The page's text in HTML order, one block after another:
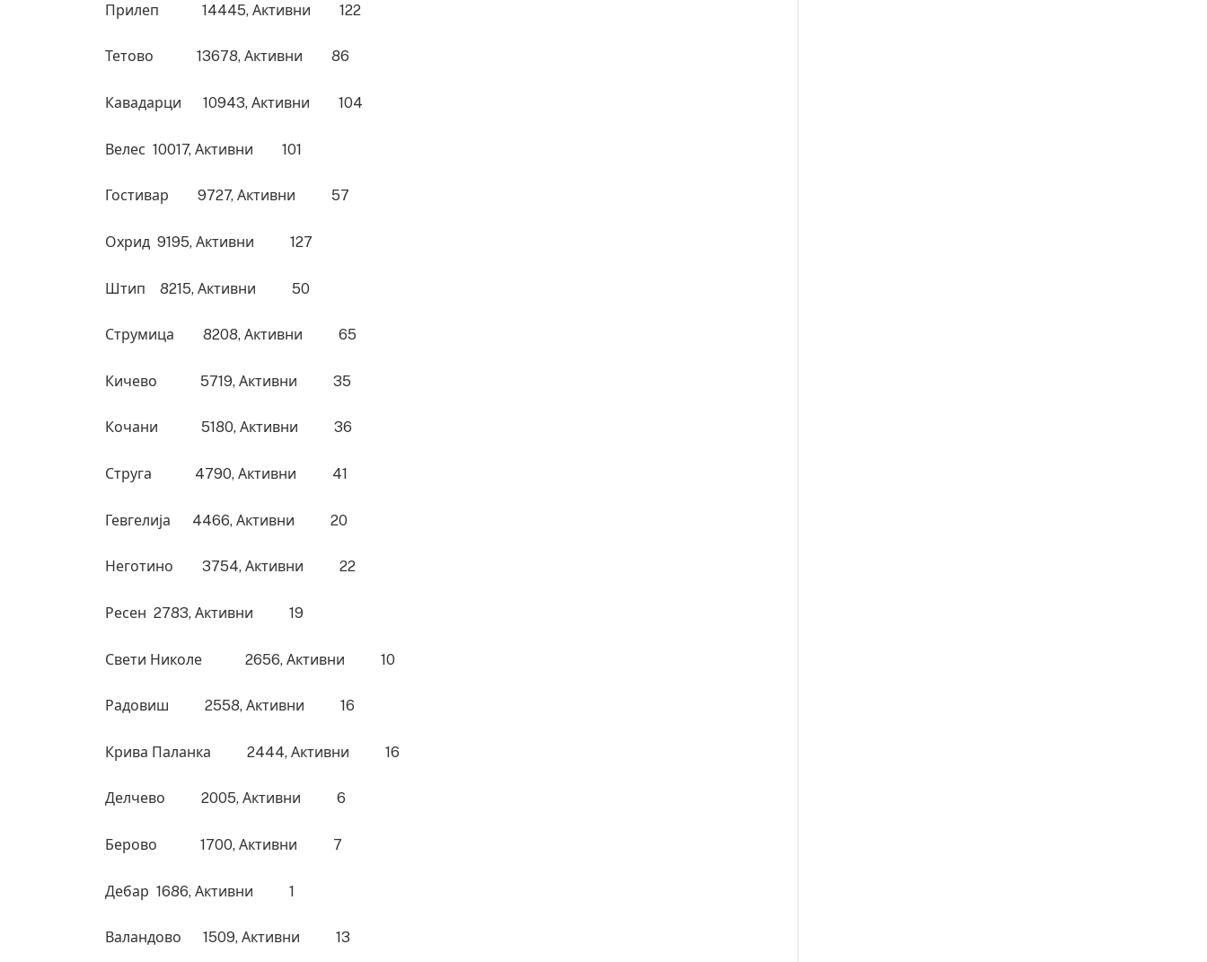
Прилеп 14445, Активни 122
Тетово 13678, Активни 86
Кавадарци 10943, Активни 104
Велес 10017, Активни 101
Гостивар 9727, Активни 57
Охрид 9195, Активни 127
Штип 8215, Активни 50
Струмица 8208, Активни 65
Кичево 5719, Активни 35
Кочани 5180, Активни 36
Струга 4790, Активни 41
Гевгелија 4466, Активни 20
Неготино 3754, Активни 22
Ресен 2783, Активни 19
Свети Николе 2656, Активни 10
Радовиш 2558, Активни 16
Крива Паланка 2444, Активни 16
Делчево 2005, Активни 6
Берово 1700, Активни 7
Дебар 1686, Активни 1
Валандово 1509, Активни 13